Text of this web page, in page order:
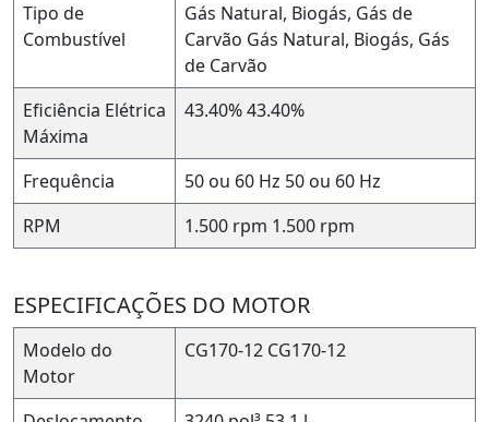
Tipo de
Combustível
Gás Natural, Biogás, Gás de
Carvão Gás Natural, Biogás, Gás
de Carvão
Eficiência Elétrica
Máxima
43.40%43.40%
Frequência 50 ou 60 Hz 50 ou 60 Hz
RPM
1.500 rpm 1.500 rpm
ESPECIFICAÇÕES DO MOTOR
Modelo do
Motor
CG170-12 CG170-12